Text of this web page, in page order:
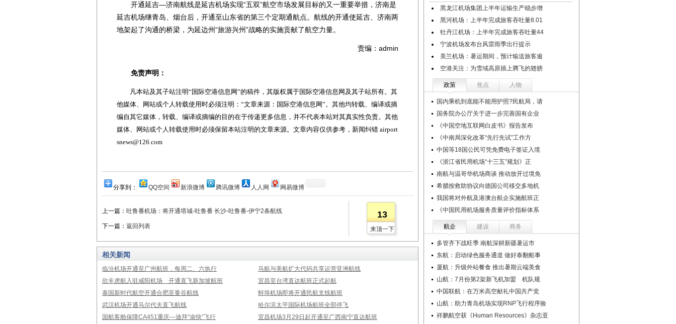
开通延吉—济南航线是延吉机场实现“五双”航空市场发展目标的又一重要举措，济南是
延吉机场继青岛、烟台后，开通至山东省的第三个定期通航点。航线的开通使延吉、济南两
地架起了沟通的桥梁，为延边州“旅游兴州”战略的实施贡献了航空力量。
责编：admin
免责声明：
凡本站及其子站注明“国际空港信息网”的稿件，其版权属于国际空港信息网及其子站所有。其
他媒体、网站或个人转载使用时必须注明：“文章来源：国际空港信息网”。其他均转载、编译或摘
编自其它媒体，转载、编译或摘编的目的在于传递更多信息，并不代表本站对其真实性负责。其他
媒体、网站或个人转载使用时必须保留本站注明的文章来源。文章内容仅供参考，新闻纠错 airport
snews@126.com
分享到： QQ空间 新浪微博 腾讯微博 人人网 网易微博
上一篇： 吐鲁番机场：将开通塔城-吐鲁番 长沙-吐鲁番-伊宁2条航线
下一篇： 返回列表
13
来顶一下
相关新闻
临汾机场开通至广州航班，每周二、六执行
马航与美航扩大代码共享运营亚洲航线
欣丰虎航入驻咸阳机场 开通直飞新加坡航班
宜昌至台湾直达航班正式起航
泰国新时代航空开通合肥至曼谷航线
蚌埠机场即将开通民航支线航班
武汉机场开通马尔代夫直飞航线
哈尔滨太平国际机场航班全部停飞
国航客舱保障CA451重庆—迪拜“渝快”飞行
宜昌机场3月29日起开通至广西南宁直达航班
黑龙江机场集团上半年运输生产稳步增
黑河机场：上半年完成旅客吞吐量8.01
牡丹江机场：上半年完成旅客吞吐量44
宁波机场发布台风雷雨季出行提示
美兰机场：暑运期间，预计输送旅客逾
空港关注：为雪域高原插上腾飞的翅膀
政策 焦点 人物
国内乘机到底能不能用护照?民航局，请
国务院办公厅关于进一步完善国有企业
《中国空地互联网白皮书》报告发布
《中南局深化改革“先行先试”工作方
中国等18国公民可凭免费电子签证入境
《浙江省民用机场“十三五”规划》正
南航与温哥华机场商谈 推动放开过境免
希腊按救助协议向德国公司移交多地机
我国将对外航及港澳台航企实施航班正
《中国民用机场服务质量评价指标体系
航企 建设 商务
多管齐下战旺季 南航深耕新疆暑运市
东航：启动绿色服务通道 做好泰翻船事
厦航：升级外站餐食 推出暑期云端美食
山航：7月份第2架新飞机加盟 机队规
中国联航：在万米高空献礼中国共产党
山航：助力青岛机场实现RNP飞行程序验
祥鹏航空获《Human Resources》杂志亚